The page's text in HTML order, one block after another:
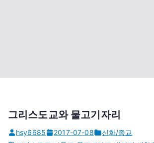
그리스도교와 물고기자리
hsy6685 2017-07-08
신화/종교